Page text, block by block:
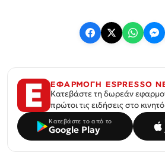
ΕΦΑΡΜΟΓΗ ESPRESSO
Κατεβάστε τη δωρεάν
πρώτοι τις ειδήσεις στο
Κατεβάστε το από το
Google Play